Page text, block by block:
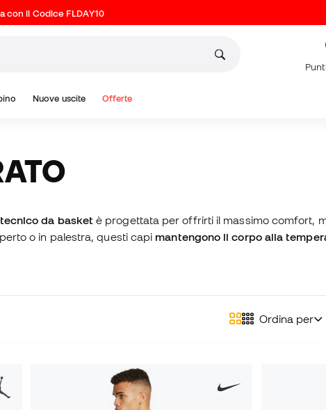
con il Codice FLDAY10
Nuove uscite Offerte
da basket è progettata per offrirti il massimo comfort,
o in palestra, questi capi mantengono il corpo alla
Ordina per